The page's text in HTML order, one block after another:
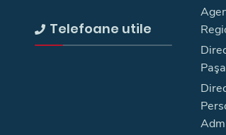
Telefoane utile